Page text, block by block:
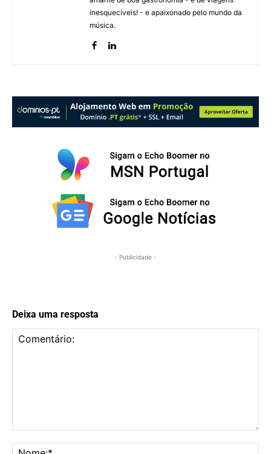
inesquecíveis! - e apaixonado pelo mundo da
música.
- Publicidade -
Deixa uma resposta